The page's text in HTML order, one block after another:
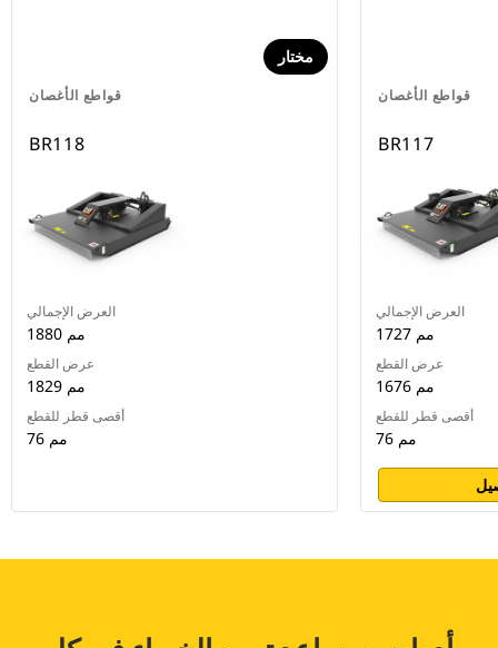
قواطع الأغصان
مختار
BR118
العرض الإجمالي
1880 مم
عرض القطع
1829 مم
أقصى قطر للقطع
76 مم
قواطع الأغصان
BR117
العرض الإجمالي
1727 مم
عرض القطع
1676 مم
أقصى قطر للقطع
76 مم